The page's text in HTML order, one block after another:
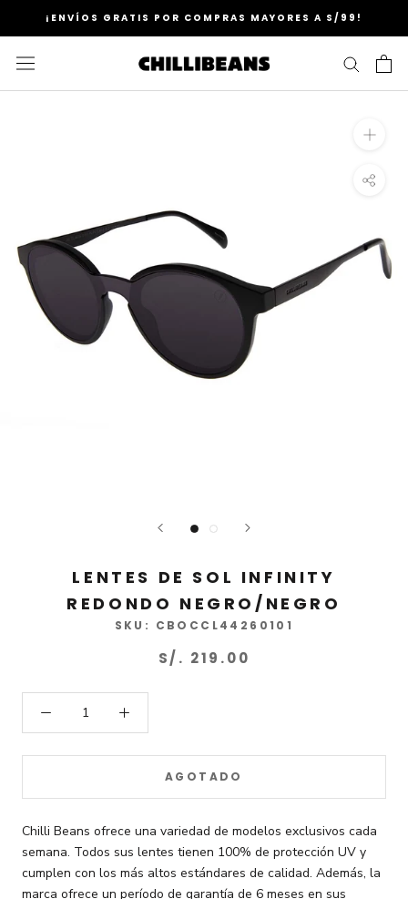
¡ENVÍOS GRATIS POR COMPRAS MAYORES A S/99!
LENTES DE SOL INFINITY
REDONDO NEGRO/NEGRO
SKU: CBOCCL44260101
S/. 219.00
AGOTADO
Chilli Beans ofrece una variedad de modelos exclusivos cada
semana. Todos sus lentes tienen 100% de protección UV y
cumplen con los más altos estándares de calidad. Además, la
marca ofrece un período de garantía de 6 meses en sus